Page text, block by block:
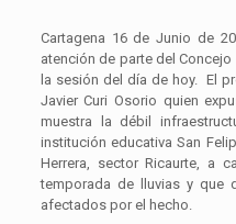
Cartagena 16 de Junio de
atención de parte del
la sesión del día de hoy. El
Javier Curi Osorio quien
muestra la débil
institución educativa San
Herrera, sector Ricaurte, a
temporada de lluvias y que
afectados por el hecho.